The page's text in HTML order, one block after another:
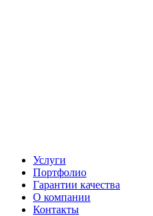
Услуги
Портфолио
Гарантии качества
О компании
Контакты